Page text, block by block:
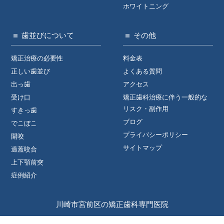
ホワイトニング
歯並びについて
矯正治療の必要性
正しい歯並び
出っ歯
受け口
すきっ歯
でこぼこ
開咬
過蓋咬合
上下顎前突
症例紹介
その他
料金表
よくある質問
アクセス
矯正歯科治療に伴う一般的な
リスク・副作用
ブログ
プライバシーポリシー
サイトマップ
川崎市宮前区の矯正歯科専門医院